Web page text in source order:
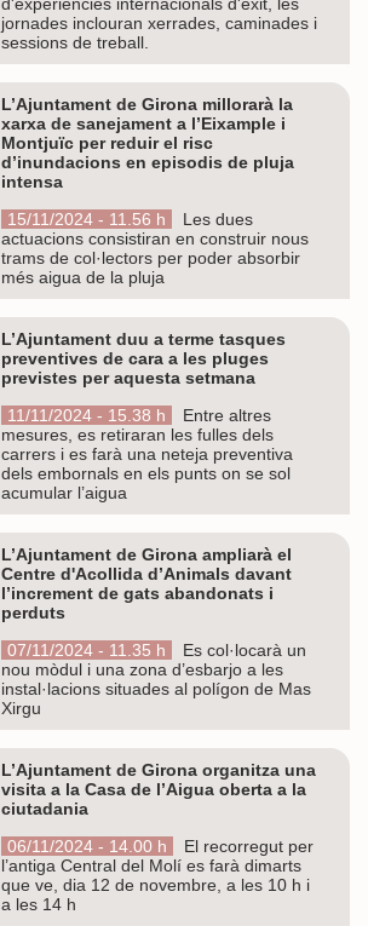
jornades inclouran xerrades, caminades i
sessions de treball.
L’Ajuntament de Girona millorarà la
xarxa de sanejament a l’Eixample i
Montjuïc per reduir el risc
d’inundacions en episodis de pluja
intensa
15/11/2024 - 11.56 h
Les dues
actuacions consistiran en construir nous
trams de col·lectors per poder absorbir
més aigua de la pluja
L’Ajuntament duu a terme tasques
preventives de cara a les pluges
previstes per aquesta setmana
11/11/2024 - 15.38 h
Entre altres
mesures, es retiraran les fulles dels
carrers i es farà una neteja preventiva
dels embornals en els punts on se sol
acumular l’aigua
L’Ajuntament de Girona ampliarà el
Centre d'Acollida d’Animals davant
l’increment de gats abandonats i
perduts
07/11/2024 - 11.35 h
Es col·locarà un
nou mòdul i una zona d’esbarjo a les
instal·lacions situades al polígon de Mas
Xirgu
L’Ajuntament de Girona organitza una
visita a la Casa de l’Aigua oberta a la
ciutadania
06/11/2024 - 14.00 h
El recorregut per
l’antiga Central del Molí es farà dimarts
que ve, dia 12 de novembre, a les 10 h i
a les 14 h